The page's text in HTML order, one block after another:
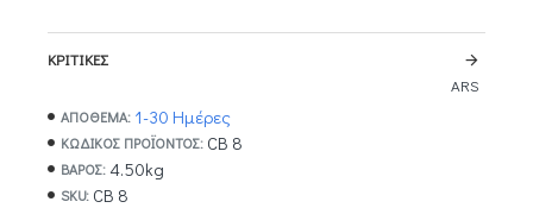
ΚΡΙΤΙΚΈΣ
ΑΠΟΘΕΜΑ: 1-30 Ημέρες
ΚΩΔΙΚΌΣ ΠΡΟΪΌΝΤΟΣ: CB 8
ΒΆΡΟΣ: 4.50kg
SKU: CB 8
ARS